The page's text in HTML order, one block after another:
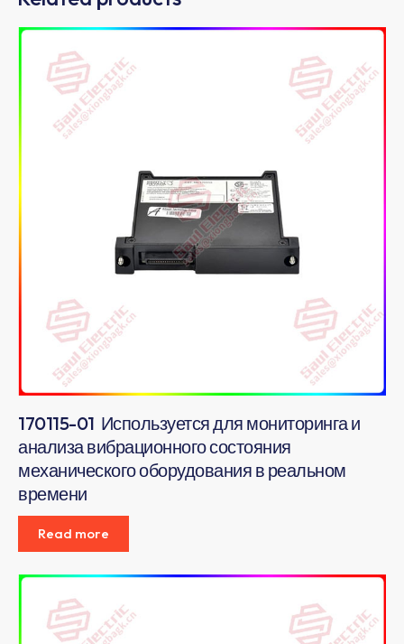
170115-01 Используется для мониторинга и
анализа вибрационного состояния
механического оборудования в реальном
времени
Read more